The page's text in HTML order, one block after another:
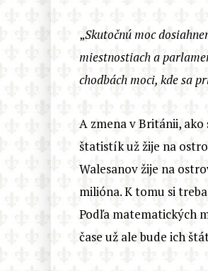
„Skutočnú moc
miestnostiach a
chodbách moci, kde sa
A zmena v Británii,
štatistík už žije na
Walesanov žije na
milióna. K tomu si
Podľa matematických
čase už ale bude ich